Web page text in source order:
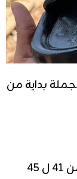
بداية من